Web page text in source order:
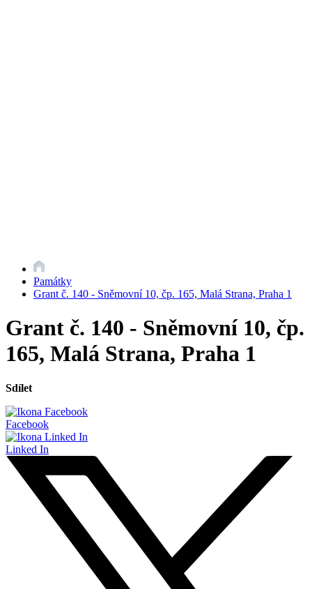
Památky
Grant č. 140 - Sněmovní 10, čp. 165, Malá Strana, Praha 1
Grant č. 140 - Sněmovní 10, čp.
165, Malá Strana, Praha 1
Sdílet
Facebook
Linked In